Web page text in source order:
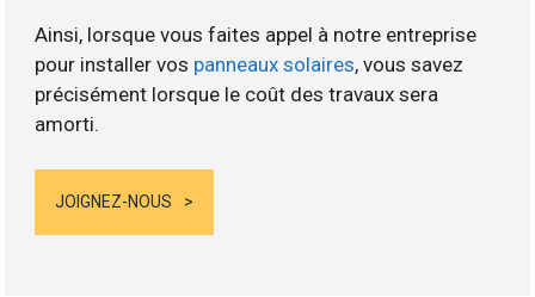
Ainsi, lorsque vous faites appel à notre entreprise
pour installer vos panneaux solaires, vous savez
précisément lorsque le coût des travaux sera
amorti.
JOIGNEZ-NOUS